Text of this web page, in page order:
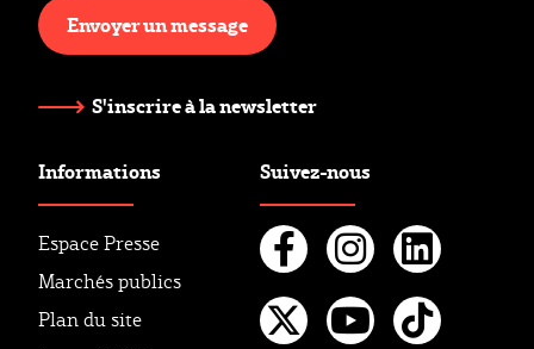
Envoyer un message
S'inscrire à la newsletter
Informations
Espace Presse
Marchés publics
Plan du site
Suivez-nous
Facebook